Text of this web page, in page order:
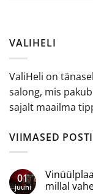
VALIHELI
ValiHeli on
salong, mis
sajalt maailma
VIIMASED
01
juuni
millal